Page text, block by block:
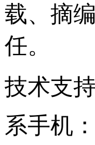
载、摘
任。
技术支
系手机